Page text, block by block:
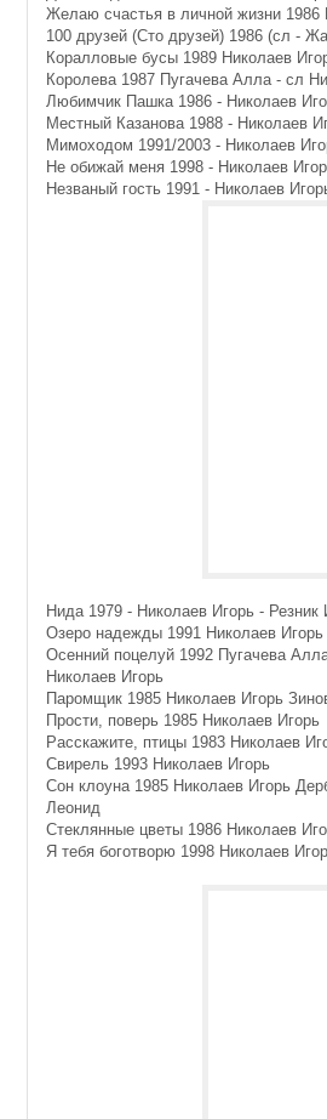
Желаю счастья в личной жизни
100 друзей (Сто друзей) 1986 (сл -
Коралловые бусы 1989 Николаев
Королева 1987 Пугачева Алла - cл
Любимчик Пашка 1986 - Николаев
Местный Казанова 1988 - Николаев
Мимоходом 1991/2003 - Николаев
Не обижай меня 1998 - Николаев
Незваный гость 1991 - Николаев
Нида 1979 - Николаев Игорь - Резник
Озеро надежды 1991 Николаев Игорь
Осенний поцелуй 1992 Пугачева
Николаев Игорь
Паромщик 1985 Николаев Игорь
Прости, поверь 1985 Николаев Игорь
Расскажите, птицы 1983 Николаев
Свирель 1993 Николаев Игорь
Сон клоуна 1985 Николаев Игорь
Леонид
Стеклянные цветы 1986 Николаев
Я тебя боготворю 1998 Николаев